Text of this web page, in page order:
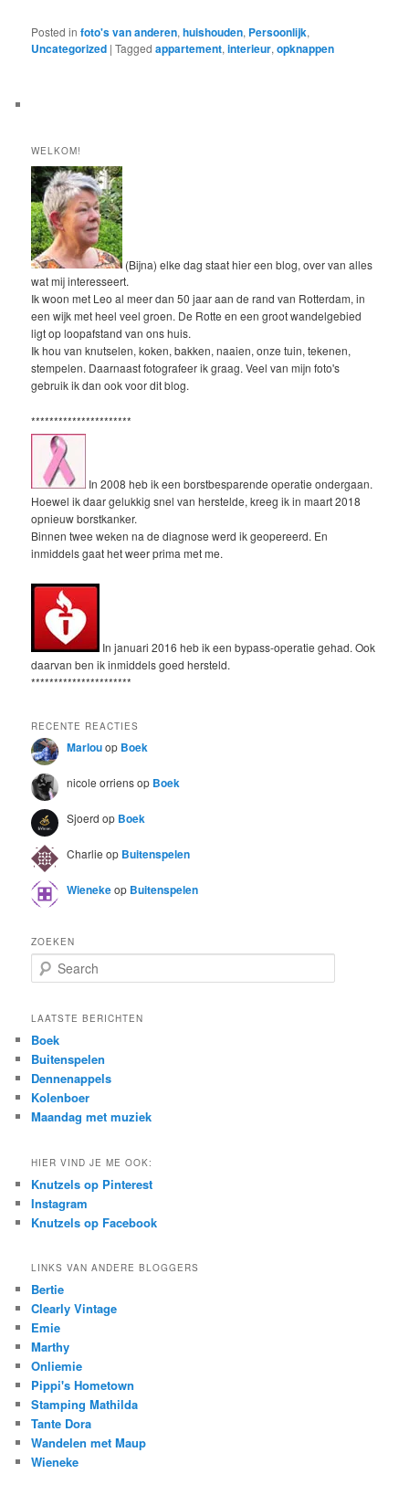
Posted in foto's van anderen,huishouden, Persoonlijk,
Uncategorized |Tagged appartement,interieur,opknappen
WELKOM!
(Bijna) elke dag staat hier een blog, over van alles
wat mij interesseert.
Ik woon met Leo al meer dan 50 jaar aan de rand van Rotterdam, in
een wijk met heel veel groen. De Rotte en een groot wandelgebied
ligt op loopafstand van ons huis.
Ik hou van knutselen, koken, bakken, naaien, onze tuin, tekenen,
stempelen. Daarnaast fotografeer ik graag. Veel van mijn foto's
gebruik ik dan ook voor dit blog.
**********************
In 2008 heb ik een borstbesparende operatie ondergaan.
Hoewel ik daar gelukkig snel van herstelde, kreeg ik in maart 2018
opnieuw borstkanker.
Binnen twee weken na de diagnose werd ik geopereerd. En
inmiddels gaat het weer prima met me.
In januari 2016 heb ik een bypass-operatie gehad. Ook
daarvan ben ik inmiddels goed hersteld.
**********************
RECENTE REACTIES
Marlouop Boek
nicole orriensop Boek
Sjoerd op Boek
Charlie op Buitenspelen
Wienekeop Buitenspelen
ZOEKEN
e
r
h
LAATSTE BERICHTEN
Boek
Buitenspelen
Dennenappels
Kolenboer
Maandag met muziek
HIER VIND JE ME OOK:
Knutzels op Pinterest
Instagram
Knutzels op Facebook
LINKS VAN ANDERE BLOGGERS
Bertie
Clearly Vintage
Emie
Marthy
Onliemie
Pippi's Hometown
Stamping Mathilda
Tante Dora
Wandelen met Maup
Wieneke